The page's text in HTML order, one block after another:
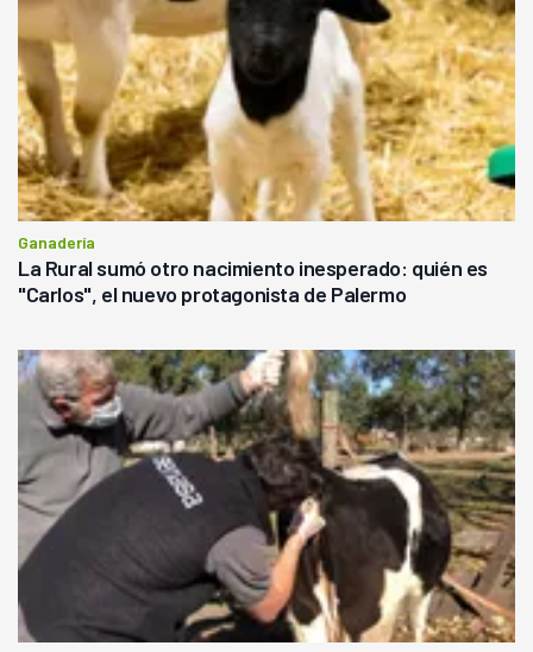
Ganadería
La Rural sumó otro nacimiento inesperado: quién es
"Carlos", el nuevo protagonista de Palermo